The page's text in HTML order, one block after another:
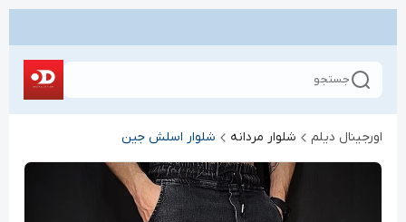
جستجو
اورجینال دیلم شلوار مردانه شلوار اسلش جین